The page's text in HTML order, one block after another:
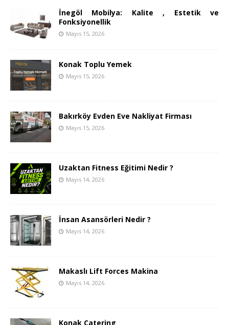
İnegöl Mobilya: Kalite , Estetik ve
Fonksiyonellik
Mayıs 15, 2026
Konak Toplu Yemek
Mayıs 15, 2026
Bakırköy Evden Eve Nakliyat Firması
Mayıs 15, 2026
Uzaktan Fitness Eğitimi Nedir ?
Mayıs 14, 2026
İnsan Asansörleri Nedir ?
Mayıs 14, 2026
Makaslı Lift Forces Makina
Mayıs 14, 2026
Konak Catering